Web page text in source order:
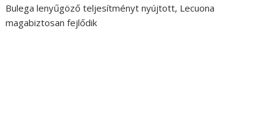
Bulega lenyűgöző teljesítményt nyújtott, Lecuona
magabiztosan fejlődik